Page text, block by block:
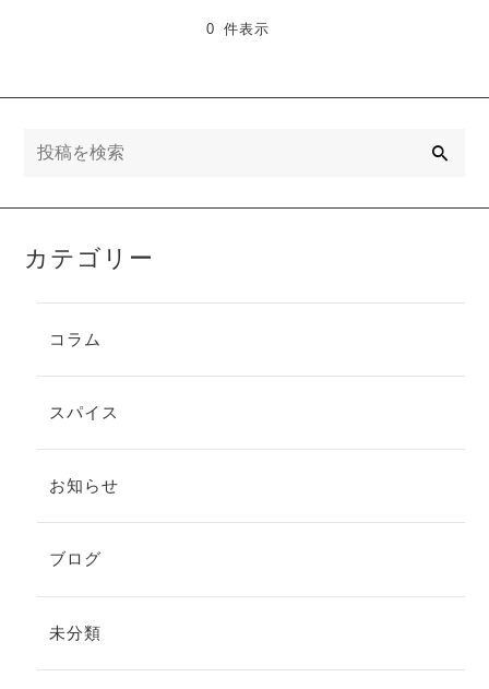
0 件表示
カテゴリー
コラム
スパイス
お知らせ
ブログ
未分類